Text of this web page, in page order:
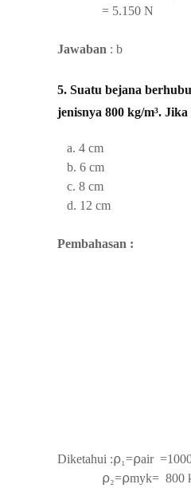
= 5.150 N
Jawaban : b
5. Suatu bejana
jenisnya 800 kg/m³.
a. 4 cm
b. 6 cm
c. 8 cm
d. 12 cm
Pembahasan :
Diketahui :⍴₁=⍴air
⍴₂=⍴myk= 800